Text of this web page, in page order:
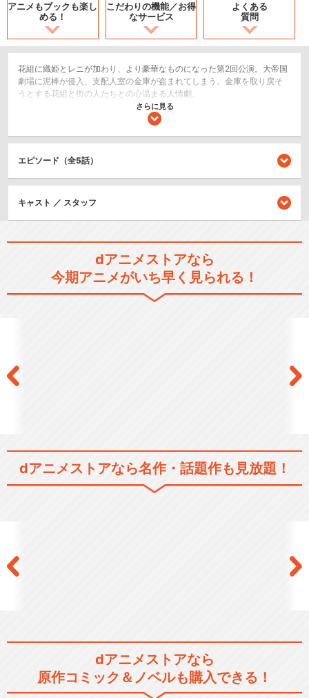
アニメもブックも楽し
める！
こだわりの機能／お得
なサービス
よくある
質問
花組に織姫とレニが加わり、より豪華なものになった第2回公演。大帝国
劇場に泥棒が侵入、支配人室の金庫が盗まれてしまう。金庫を取り戻そ
うとする花組と街の人たちとの心温まる人情劇。
TV版 サクラ大戦
サクラ大戦 活動写真
サクラ大戦 ル・ヌーヴォ
さらに見る
エピソード（全5話）
キャスト ／ スタッフ
dアニメストアなら
今期アニメがいち早く見られる！
dアニメストアなら名作・話題作も見放題！
dアニメストアなら
原作コミック＆ノベルも購入できる！